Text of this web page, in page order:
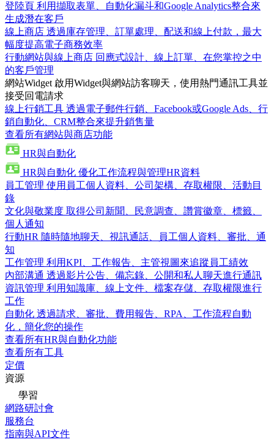
登陸頁 利用擷取表單、自動化漏斗和Google Analytics整合來
生成潛在客戶
線上商店 透過庫存管理、訂單處理、配送和線上付款，最大
幅度提高電子商務效率
行動網站與線上商店 回應式設計、線上訂單、在您掌控之中
的客戶管理
網站Widget 啟用Widget與網站訪客聊天，使用熱門通訊工具並
接受回電請求
線上行銷工具 透過電子郵件行銷、Facebook或Google Ads、行
銷自動化、CRM整合來提升銷售量
查看所有網站與商店功能
HR與自動化
HR與自動化 優化工作流程與管理HR資料
員工管理 使用員工個人資料、公司架構、存取權限、活動目
錄
文化與敬業度 取得公司新聞、民意調查、讚賞徽章、標籤、
個人通知
行動HR 隨時隨地聊天、視訊通話、員工個人資料、審批、通
知
工作管理 利用KPI、工作報告、主管視圖來追蹤員工績效
內部溝通 透過影片公告、備忘錄、公開和私人聊天進行通訊
資訊管理 利用知識庫、線上文件、檔案存儲、存取權限進行
工作
自動化 透過請求、審批、費用報告、RPA、工作流程自動
化，簡化您的操作
查看所有HR與自動化功能
查看所有工具
定價
資源
學習
網路研討會
服務台
指南與API文件